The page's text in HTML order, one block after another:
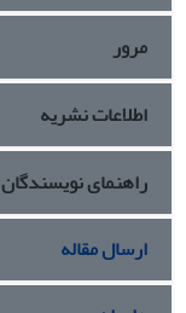
مرور
اطلاعات نشریه
راهنمای نویسندگان
ارسال مقاله